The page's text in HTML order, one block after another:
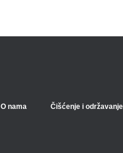
O nama Čišćenje i